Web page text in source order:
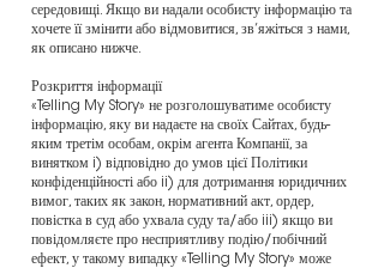
середовищі. Якщо ви надали особисту інформацію та
хочете її змінити або відмовитися, зв’яжіться з нами,
як описано нижче.
Розкриття інформації
«Telling My Story» не розголошуватиме особисту
інформацію, яку ви надаєте на своїх Сайтах, будь-
яким третім особам, окрім агента Компанії, за
винятком i) відповідно до умов цієї Політики
конфіденційності або ii) для дотримання юридичних
вимог, таких як закон, нормативний акт, ордер,
повістка в суд або ухвала суду та/або iii) якщо ви
повідомляєте про несприятливу подію/побічний
ефект, у такому випадку «Telling My Story» може